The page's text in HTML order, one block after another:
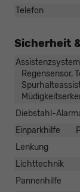
Telefon
Sicherheit
Regensensor,
Diebstahl-
Einparkhilfe
Lenkung
Lichttechnik
Pannenhilfe